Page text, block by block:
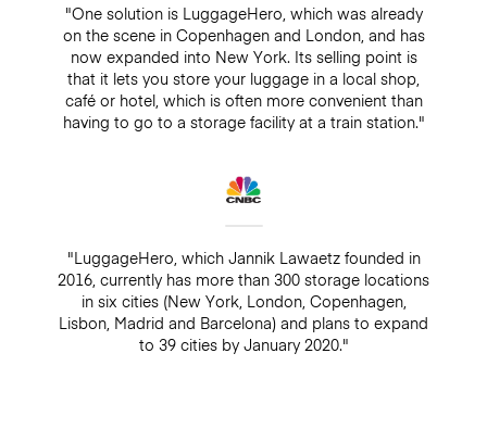
"One solution is LuggageHero, which was already
on the scene in Copenhagen and London, and has
now expanded into New York. Its selling point is
that it lets you store your luggage in a local shop,
café or hotel, which is often more convenient than
having to go to a storage facility at a train station."
"LuggageHero, which Jannik Lawaetz founded in
2016, currently has more than 300 storage locations
in six cities (New York, London, Copenhagen,
Lisbon, Madrid and Barcelona) and plans to expand
to 39 cities by January 2020."